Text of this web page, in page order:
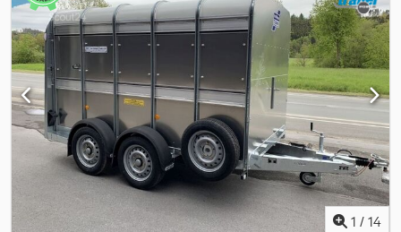
прицепа:прицеп с тормозами, Год выпуска:2026
1 / 14